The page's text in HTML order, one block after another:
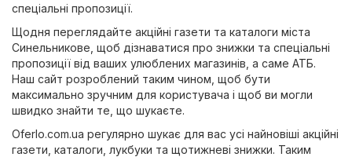
спеціальні пропозиції.
Щодня переглядайте акційні газети та каталоги міста
Синельникове, щоб дізнаватися про знижки та спеціальні
пропозиції від ваших улюблених магазинів, а саме АТБ.
Наш сайт розроблений таким чином, щоб бути
максимально зручним для користувача і щоб ви могли
швидко знайти те, що шукаєте.
Oferlo.com.ua регулярно шукає для вас усі найновіші акційні
газети, каталоги, лукбуки та щотижневі знижки. Таким